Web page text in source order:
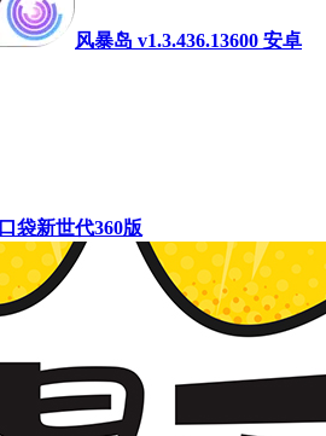
风暴岛 v1.3.436.13600 安卓
口袋新世代360版